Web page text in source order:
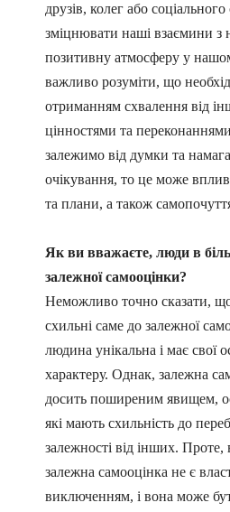
друзів, колег або
зміцнювати наші взаємини з
позитивну атмосферу у
важливо розуміти, що
отриманням схвалення від
цінностями та
залежимо від думки та
очікування, то це може
та плани, а також
Як ви вважаєте, люди в
залежної самооцінки?
Неможливо точно сказати,
схильні саме до залежної
людина унікальна і має свої
характеру. Однак, залежна
досить поширеним явищем,
які мають схильність до
залежності від інших.
залежна самооцінка не є
виключенням, і вона може